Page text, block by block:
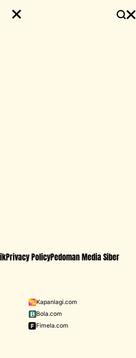
ke bawah untuk melanjutkan
Privacy PolicyPedoman Media Siber
Kapanlagi.com
Bola.com
Fimela.com